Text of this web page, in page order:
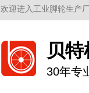
欢迎进入工业脚轮生产
贝
30年专